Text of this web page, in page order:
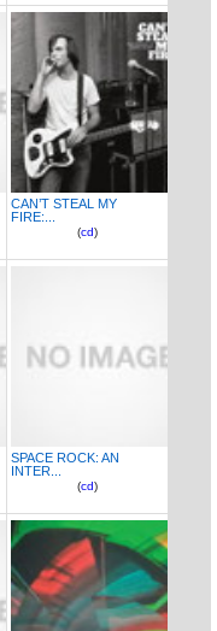
CAN’T STEAL MY
FIRE:...
(cd)
SPACE ROCK: AN
INTER...
(cd)